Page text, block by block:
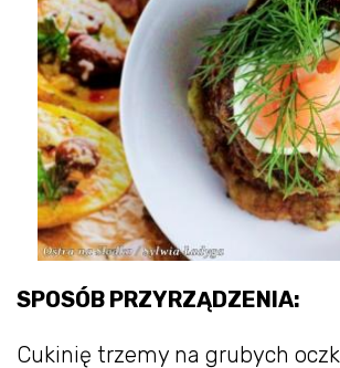
SPOSÓB PRZYRZĄDZENIA:
Cukinię trzemy na grubych